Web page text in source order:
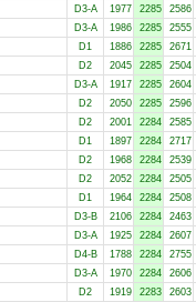
D3-A 1977 2285 2586
D3-A 1986 2285 2555
D1 1886 2285 2671
D2 2045 2285 2504
D3-A 1917 2285 2604
D2 2050 2285 2596
D2 2001 2284 2585
D1 1897 2284 2717
D2 1968 2284 2539
D2 2052 2284 2505
D1 1964 2284 2508
D3-B 2106 2284 2463
D3-A 1925 2284 2607
D4-B 1788 2284 2755
D3-A 1970 2284 2606
D2 1919 2283 2603